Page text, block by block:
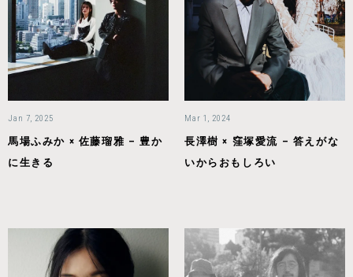
Jan 7, 2025
馬場ふみか × 佐藤瑠雅 – 豊か
に生きる
Mar 1, 2024
長澤樹 × 窪塚愛流 – 答えがな
いからおもしろい